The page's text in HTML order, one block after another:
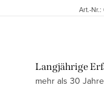
Art.-Nr.:
Langjährige
mehr als 30